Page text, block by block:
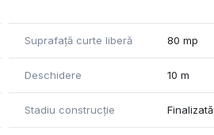
Suprafață curte liberă 80 mp
Deschidere 10 m
Stadiu construcție Finalizată